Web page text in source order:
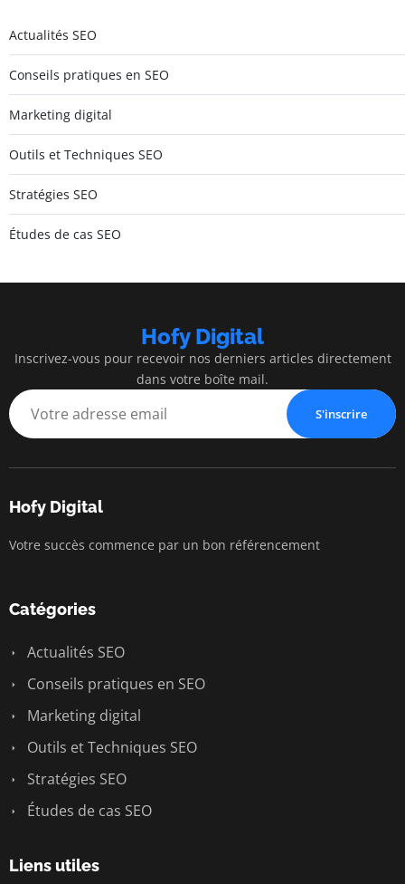
Actualités SEO
Conseils pratiques en SEO
Marketing digital
Outils et Techniques SEO
Stratégies SEO
Études de cas SEO
Hofy Digital
Inscrivez-vous pour recevoir nos derniers articles directement
dans votre boîte mail.
S'inscrire
Hofy Digital
Votre succès commence par un bon référencement
Catégories
Actualités SEO
Conseils pratiques en SEO
Marketing digital
Outils et Techniques SEO
Stratégies SEO
Études de cas SEO
Liens utiles